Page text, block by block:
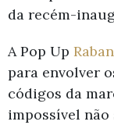
da recém-
A Pop Up
para envolver
códigos da
impossível